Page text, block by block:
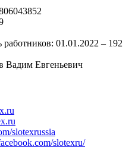
01.01.2022 – 192
Вадим Евгеньевич
slotexrussia
slotexru/